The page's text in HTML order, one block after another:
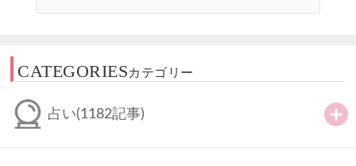
CATEGORIESカテゴリー
占い(1182記事)